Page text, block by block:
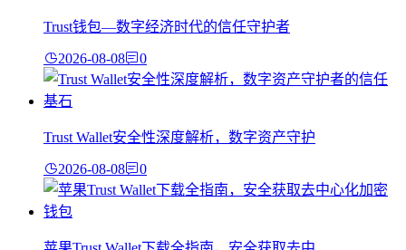
Trust钱包—数字经济时代的信任守护者
2026-08-08 0
Trust Wallet安全性深度解析，数字资产守护
2026-08-08 0